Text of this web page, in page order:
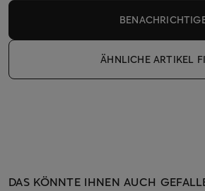
ÄHNLICHE ARTIKEL
DAS KÖNNTE IHNEN AUCH